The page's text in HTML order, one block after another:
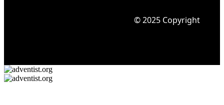
© 2025 Copyright